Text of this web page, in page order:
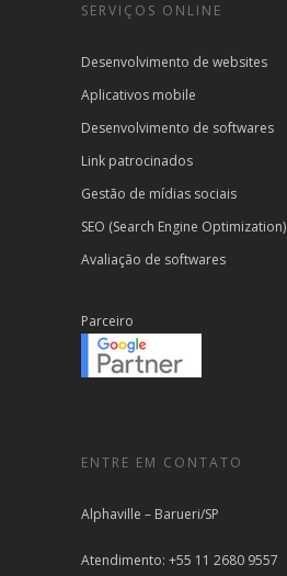
SERVIÇOS ONLINE
Desenvolvimento de websites
Aplicativos mobile
Desenvolvimento de softwares
Link patrocinados
Gestão de mídias sociais
SEO (Search Engine Optimization)
Avaliação de softwares
Parceiro
ENTRE EM CONTATO
Alphaville – Barueri/SP
Atendimento: +55 11 2680 9557